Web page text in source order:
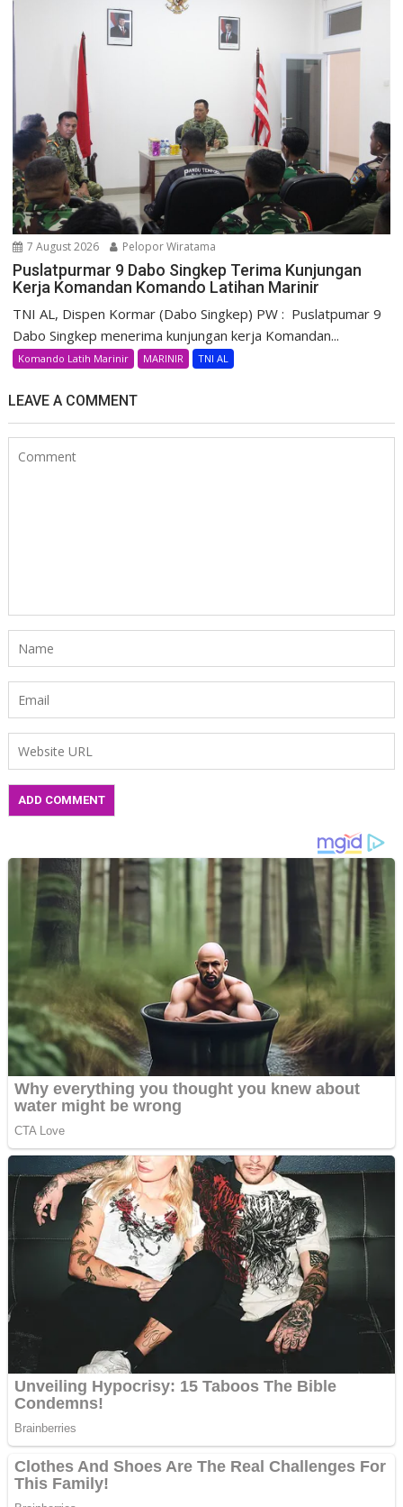
7 August 2026 Pelopor Wiratama
Puslatpurmar 9 Dabo Singkep Terima Kunjungan
Kerja Komandan Komando Latihan Marinir
TNI AL, Dispen Kormar (Dabo Singkep) PW : Puslatpumar 9
Dabo Singkep menerima kunjungan kerja Komandan...
Komando Latih Marinir MARINIR TNI AL
LEAVE A COMMENT